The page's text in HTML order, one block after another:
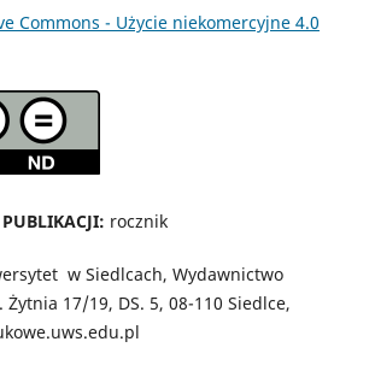
Commons - Użycie niekomercyjne 4.0
rocznik
w Siedlcach, Wydawnictwo
Żytnia 17/19, DS. 5, 08-110 Siedlce,